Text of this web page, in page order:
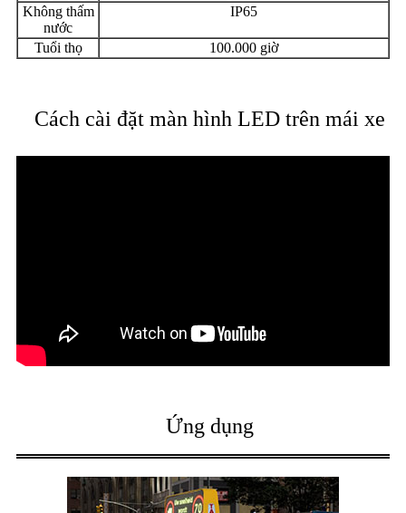
Không thấm
nước
IP65
Tuổi thọ 100.000 giờ
Cách cài đặt màn hình LED trên mái xe
Ứng dụng